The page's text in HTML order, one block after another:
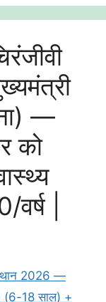
—
को
|
2026 —
18 साल) +